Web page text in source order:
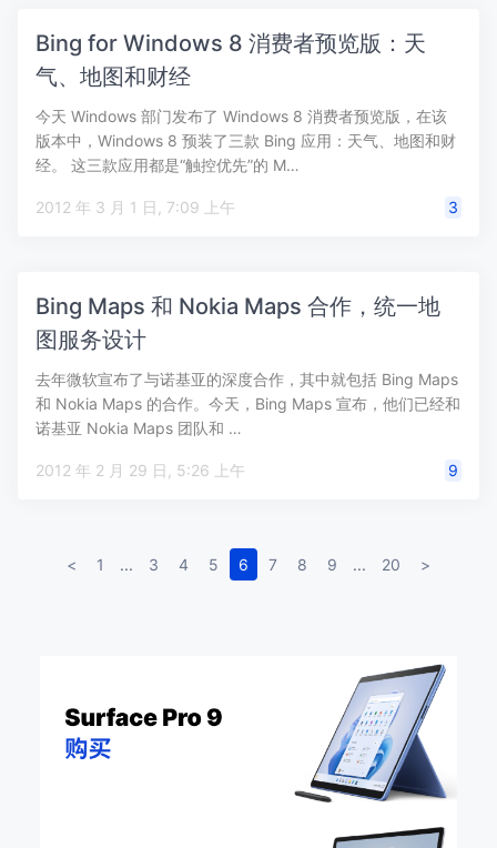
Bing for Windows 8 消费者预览版：天
气、地图和财经
今天 Windows 部门发布了 Windows 8 消费者预览版，在该
版本中，Windows 8 预装了三款 Bing 应用：天气、地图和财
经。 这三款应用都是“触控优先”的 M…
2012 年 3 月 1 日, 7:09 上午 3
Bing Maps 和 Nokia Maps 合作，统一地
图服务设计
去年微软宣布了与诺基亚的深度合作，其中就包括 Bing Maps
和 Nokia Maps 的合作。今天，Bing Maps 宣布，他们已经和
诺基亚 Nokia Maps 团队和 …
2012 年 2 月 29 日, 5:26 上午 9
< 1 ... 3 4 5 6 7 8 9 ... 20 >